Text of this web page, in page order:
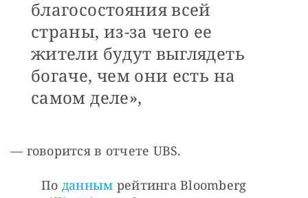
благосостояния всей
страны, из-за чего ее
жители будут выглядеть
богаче, чем они есть на
самом деле»,
— говорится в отчете UBS.
По данным рейтинга Bloomberg